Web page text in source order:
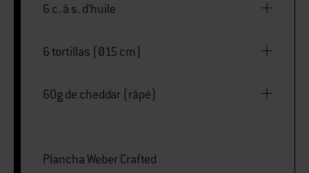
6 c. à s. d’huile
6 tortillas (Ø15 cm)
60g de cheddar (râpé)
Plancha Weber Crafted